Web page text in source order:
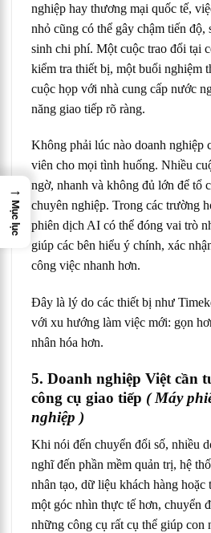
nghiệp hay thương mại quốc tế,
nhỏ cũng có thể gây chậm tiến độ,
sinh chi phí. Một cuộc trao đổi tại
kiểm tra thiết bị, một buổi nghiệm
cuộc họp với nhà cung cấp nước
năng giao tiếp rõ ràng.
Không phải lúc nào doanh nghiệp
viên cho mọi tình huống. Nhiều
ngờ, nhanh và không đủ lớn để tổ
chuyên nghiệp. Trong các trường
phiên dịch AI có thể đóng vai trò
giúp các bên hiểu ý chính, xác
công việc nhanh hơn.
Đây là lý do các thiết bị như
với xu hướng làm việc mới: gọn
nhân hóa hơn.
5. Doanh nghiệp Việt cần
công cụ giao tiếp ( Máy
nghiệp )
Khi nói đến chuyển đổi số, nhiều
nghĩ đến phần mềm quản trị, hệ
nhân tạo, dữ liệu khách hàng
một góc nhìn thực tế hơn, chuyển
những công cụ rất cụ thể giúp con
→
Mục lục